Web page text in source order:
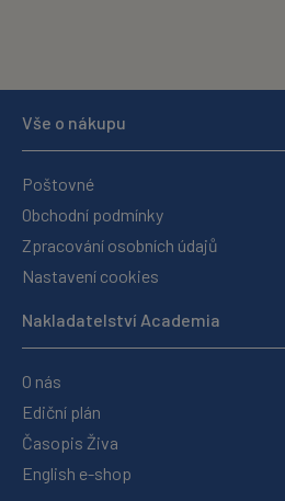
Vše o nákupu
Poštovné
Obchodní podmínky
Zpracování osobních údajů
Nastavení cookies
Nakladatelství Academia
O nás
Ediční plán
Časopis Živa
English e-shop